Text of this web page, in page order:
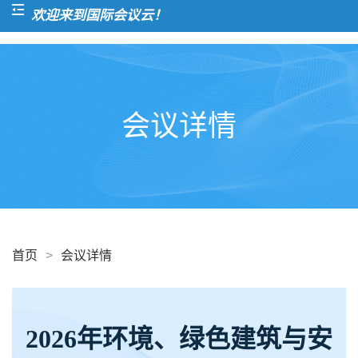
欢迎来到国际会议云！
会议详情
首页 > 会议详情
2026年环境、绿色建筑与安